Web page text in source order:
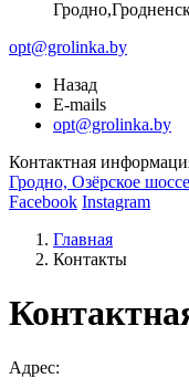
opt@grolinka.by
Назад
E-mails
opt@grolinka.by
Контактная
Гродно, Озёрское
Facebook Instagram
Главная
Контакты
Адрес: